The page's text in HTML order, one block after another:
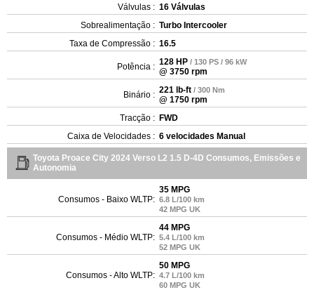
Válvulas : 16 Válvulas
Sobrealimentação : Turbo Intercooler
Taxa de Compressão : 16.5
Potência : 128 HP / 130 PS / 96 kW
@ 3750 rpm
Binário : 221 lb-ft / 300 Nm
@ 1750 rpm
Tracção : FWD
Caixa de Velocidades : 6 velocidades Manual
Toyota Proace City 2024 Verso L2 1.5 D-4D Consumos, Emissões e
Autonomia
Consumos - Baixo WLTP:
35 MPG
6.8 L/100 km
42 MPG UK
Consumos - Médio WLTP:
44 MPG
5.4 L/100 km
52 MPG UK
Consumos - Alto WLTP:
50 MPG
4.7 L/100 km
60 MPG UK